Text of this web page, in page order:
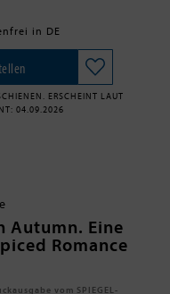
Tierärztin für
zu werden. Und
im bezaubernden
Das Einzige, was
große Liebe Theo.
Bäcker. Die
ihrer Kindheit
als Lavinia
in DE
ERSCHEINT LAUT
04.09.2026
Autumn. Eine
Romance
vom SPIEGEL-